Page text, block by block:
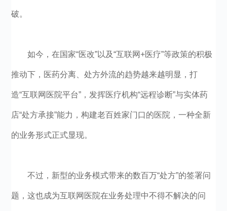
破。
如今，在国家“医改”以及“互联网+医疗”等政策的积极
推动下，医药分离、处方外流的趋势越来越明显，打
造“互联网医院平台”，发挥医疗机构“远程诊断”与实体药
店“处方承接”能力，构建老百姓家门口的医院，一种全新
的业务形式正式显现。
不过，新型的业务模式带来的数百万“处方”的签署问
题，这也成为互联网医院在业务处理中不得不解决的问